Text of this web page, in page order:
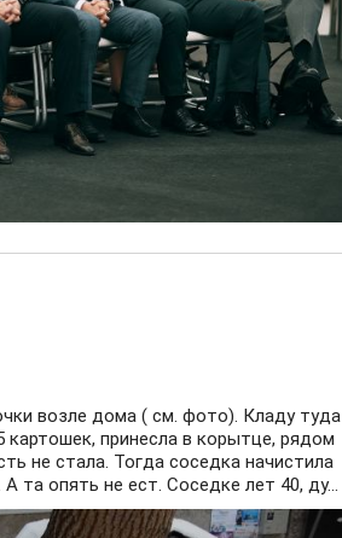
возле дома ( см. фото). Кладу туда
картошек, принесла в корытце, рядом
не стала. Тогда соседка начистила
та опять не ест. Соседке лет 40, ду...